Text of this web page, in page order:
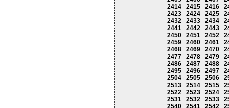
2414
2415 2416
2423
2424 2425
2432
2433 2434
2441
2442 2443
2450
2451 2452
2459
2460 2461
2468
2469 2470
2477
2478 2479
2486
2487 2488
2495
2496 2497
2504
2505 2506
2513
2514 2515
2522
2523 2524
2531
2532 2533